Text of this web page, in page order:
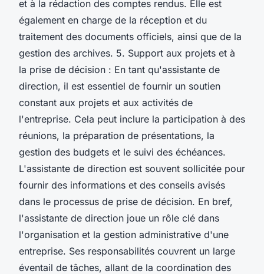
et à la rédaction des comptes rendus. Elle est
également en charge de la réception et du
traitement des documents officiels, ainsi que de la
gestion des archives. 5. Support aux projets et à
la prise de décision : En tant qu'assistante de
direction, il est essentiel de fournir un soutien
constant aux projets et aux activités de
l'entreprise. Cela peut inclure la participation à des
réunions, la préparation de présentations, la
gestion des budgets et le suivi des échéances.
L'assistante de direction est souvent sollicitée pour
fournir des informations et des conseils avisés
dans le processus de prise de décision. En bref,
l'assistante de direction joue un rôle clé dans
l'organisation et la gestion administrative d'une
entreprise. Ses responsabilités couvrent un large
éventail de tâches, allant de la coordination des